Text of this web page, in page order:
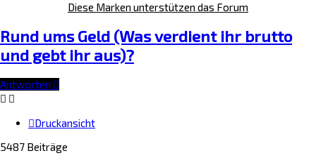
Diese Marken unterstützen das Forum
Rund ums Geld (Was verdient ihr brutto
und gebt ihr aus)?
Antworten
Druckansicht
5487 Beiträge